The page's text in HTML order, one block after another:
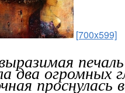
[700x599]
печаль
два огромных
проснулась